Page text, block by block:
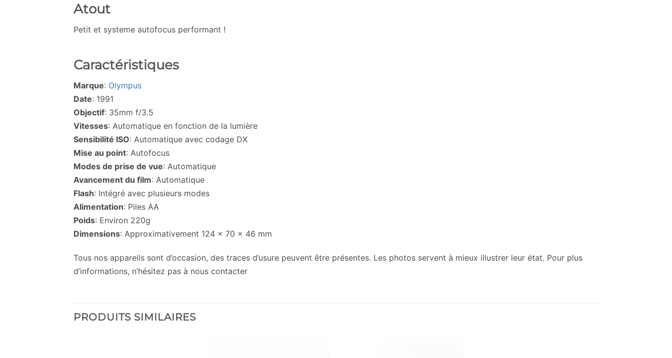
Atout
Petit et systeme autofocus performant !
Caractéristiques
Marque: Olympus
Date: 1991
Objectif: 35mm f/3.5
Vitesses: Automatique en fonction de la lumière
Sensibilité ISO: Automatique avec codage DX
Mise au point: Autofocus
Modes de prise de vue: Automatique
Avancement du film: Automatique
Flash: Intégré avec plusieurs modes
Alimentation: Piles AA
Poids: Environ 220g
Dimensions: Approximativement 124 x 70 x 46 mm
Tous nos appareils sont d’occasion, des traces d’usure peuvent être présentes. Les photos servent à mieux illustrer leur état. Pour plus
d’informations, n’hésitez pas à nous contacter
PRODUITS SIMILAIRES